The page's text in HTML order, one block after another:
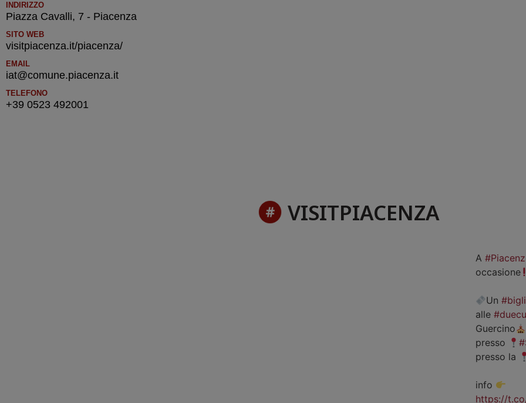
INDIRIZZO
Piazza Cavalli, 7 - Piacenza
SITO WEB
visitpiacenza.it/piacenza/
EMAIL
iat@comune.piacenza.it
TELEFONO
+39 0523 492001
VISITPIACENZA
A
occasione
Un
alle
Guercino
presso
presso la
info
https://